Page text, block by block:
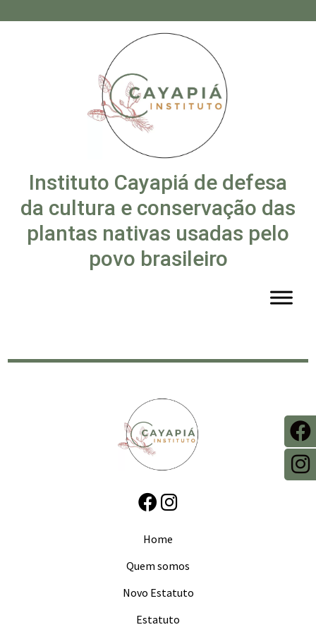
Instituto Cayapiá de defesa
da cultura e conservação das
plantas nativas usadas pelo
povo brasileiro
Home
Quem somos
Novo Estatuto
Estatuto